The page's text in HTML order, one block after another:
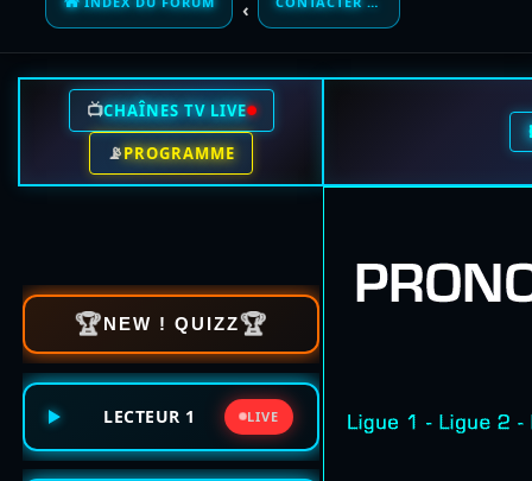
📺CHAÎNES TV LIVE
📡PROGRAMME
🏆NEW ! QUIZZ🏆
LECTEUR 1 LIVE